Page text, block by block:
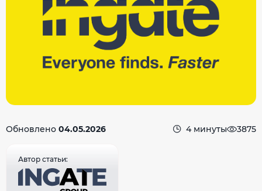
Обновлено 04.05.2026 4 минуты 3875
Автор статьи: